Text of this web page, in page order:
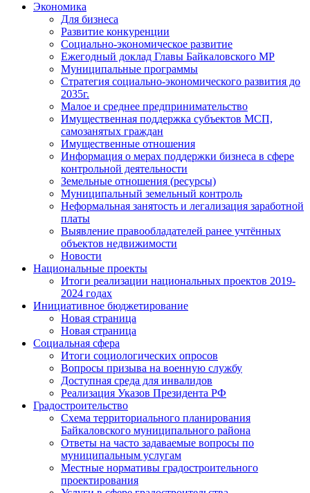
Экономика
Для бизнеса
Развитие конкуренции
Социально-экономическое развитие
Ежегодный доклад Главы Байкаловского МР
Муниципальные программы
Стратегия социально-экономического развития до
2035г.
Малое и среднее предпринимательство
Имущественная поддержка субъектов МСП,
самозанятых граждан
Имущественные отношения
Информация о мерах поддержки бизнеса в сфере
контрольной деятельности
Земельные отношения (ресурсы)
Муниципальный земельный контроль
Неформальная занятость и легализация заработной
платы
Выявление правообладателей ранее учтённых
объектов недвижимости
Новости
Национальные проекты
Итоги реализации национальных проектов 2019-
2024 годах
Инициативное бюджетирование
Новая страница
Новая страница
Социальная сфера
Итоги социологических опросов
Вопросы призыва на военную службу
Доступная среда для инвалидов
Реализация Указов Президента РФ
Градостроительство
Схема территориального планирования
Байкаловского муниципального района
Ответы на часто задаваемые вопросы по
муниципальным услугам
Местные нормативы градостроительного
проектирования